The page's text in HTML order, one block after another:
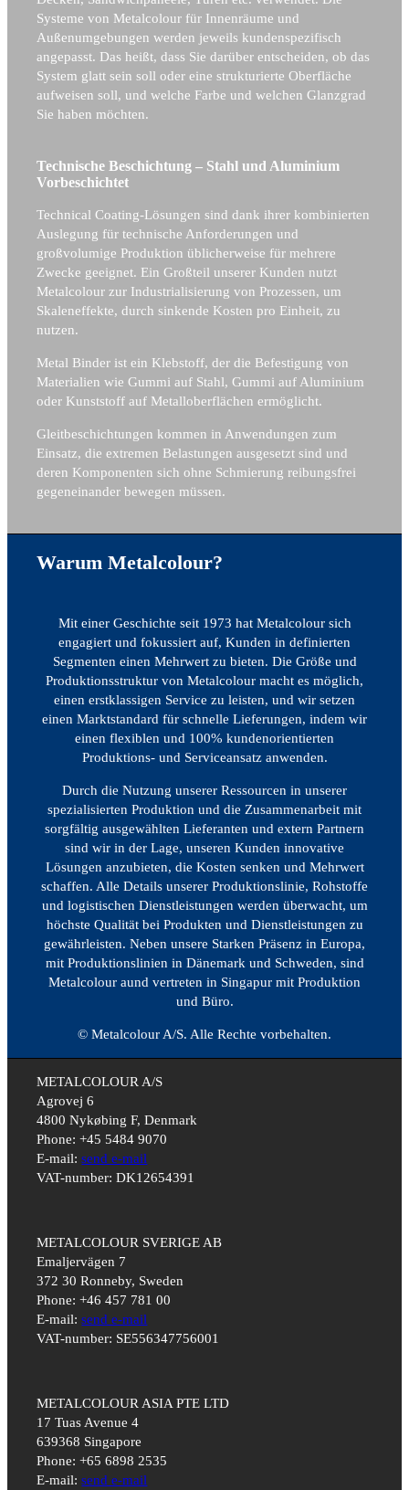
Systeme von Metalcolour für Innenräume und
Außenumgebungen werden jeweils kundenspezifisch
angepasst. Das heißt, dass Sie darüber entscheiden, ob das
System glatt sein soll oder eine strukturierte Oberfläche
aufweisen soll, und welche Farbe und welchen Glanzgrad
Sie haben möchten.
Technische Beschichtung – Stahl und Aluminium
Vorbeschichtet
Technical Coating-Lösungen sind dank ihrer kombinierten
Auslegung für technische Anforderungen und
großvolumige Produktion üblicherweise für mehrere
Zwecke geeignet. Ein Großteil unserer Kunden nutzt
Metalcolour zur Industrialisierung von Prozessen, um
Skaleneffekte, durch sinkende Kosten pro Einheit, zu
nutzen.
Metal Binder ist ein Klebstoff, der die Befestigung von
Materialien wie Gummi auf Stahl, Gummi auf Aluminium
oder Kunststoff auf Metalloberflächen ermöglicht.
Gleitbeschichtungen kommen in Anwendungen zum
Einsatz, die extremen Belastungen ausgesetzt sind und
deren Komponenten sich ohne Schmierung reibungsfrei
gegeneinander bewegen müssen.
Warum Metalcolour?
Mit einer Geschichte seit 1973 hat Metalcolour sich
engagiert und fokussiert auf, Kunden in definierten
Segmenten einen Mehrwert zu bieten. Die Größe und
Produktionsstruktur von Metalcolour macht es möglich,
einen erstklassigen Service zu leisten, und wir setzen
einen Marktstandard für schnelle Lieferungen, indem wir
einen flexiblen und 100% kundenorientierten
Produktions- und Serviceansatz anwenden.
Durch die Nutzung unserer Ressourcen in unserer
spezialisierten Produktion und die Zusammenarbeit mit
sorgfältig ausgewählten Lieferanten und extern Partnern
sind wir in der Lage, unseren Kunden innovative
Lösungen anzubieten, die Kosten senken und Mehrwert
schaffen. Alle Details unserer Produktionslinie, Rohstoffe
und logistischen Dienstleistungen werden überwacht, um
höchste Qualität bei Produkten und Dienstleistungen zu
gewährleisten. Neben unsere Starken Präsenz in Europa,
mit Produktionslinien in Dänemark und Schweden, sind
Metalcolour aund vertreten in Singapur mit Produktion
und Büro.
© Metalcolour A/S. Alle Rechte vorbehalten.
METALCOLOUR A/S
Agrovej 6
4800 Nykøbing F, Denmark
Phone: +45 5484 9070
E-mail:send e-mail
VAT-number: DK12654391
METALCOLOUR SVERIGE AB
Emaljervägen 7
372 30 Ronneby, Sweden
Phone: +46 457 781 00
E-mail:send e-mail
VAT-number: SE556347756001
METALCOLOUR ASIA PTE LTD
17 Tuas Avenue 4
639368 Singapore
Phone: +65 6898 2535
E-mail:send e-mail